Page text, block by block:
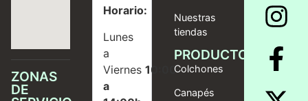
ZONAS
DE
Horario:
Lunes
a
Viernes10:00
a
Nuestras
tiendas
PRODUCTOS
Colchones
Canapés